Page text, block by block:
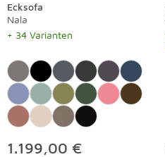
Ecksofa
Nala
+ 34 Varianten
1.199,00 €